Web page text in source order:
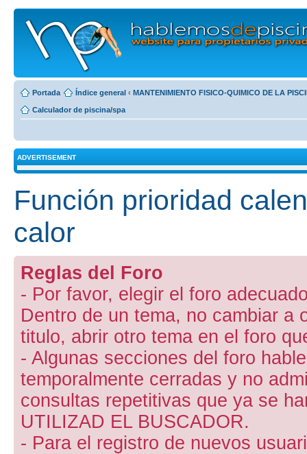
Portada Índice general ‹ MANTENIMIENTO FISICO-QUIMICO DE LA
Calculador de piscina/spa
ADVERTISEMENT
Función prioridad
calor
Reglas del Foro
- Por favor, elegir el foro
Dentro de un tema, no cambiar a
titulo, abrir otro tema en el foro
- Algunas secciones del foro
temporalmente cerradas y no
consultas repetitivas que ya se
UTILIZAD EL BUSCADOR.
- Para el registro de nuevos